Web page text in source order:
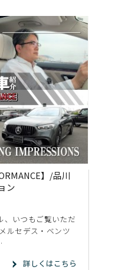
】/品川
ン
、いつもご覧いただ
ルセデス・ベンツ
詳しくはこちら